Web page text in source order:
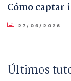
Cómo captar
27/06/2026
Últimos